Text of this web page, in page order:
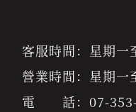
客服時間：星期
營業時間：星期
電 話：07-